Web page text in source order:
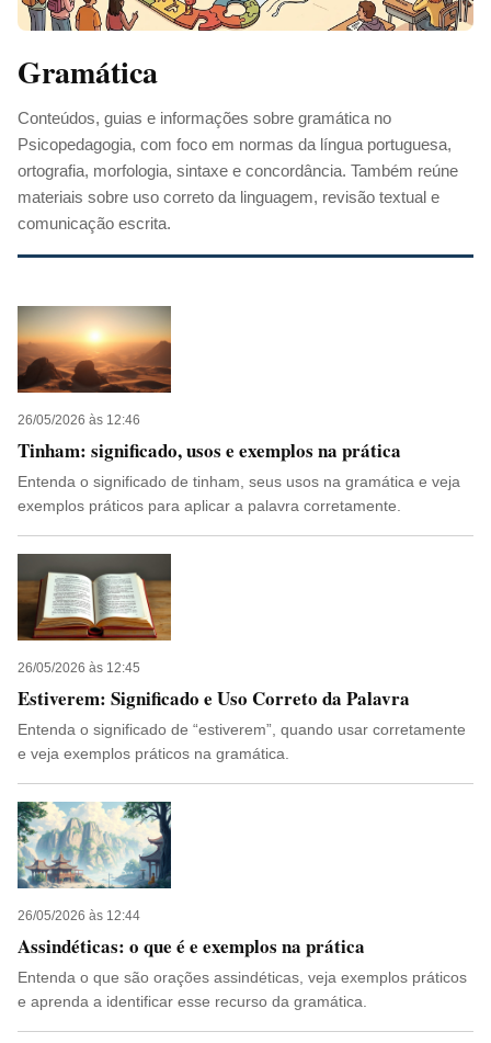
Gramática
Conteúdos, guias e informações sobre gramática no
Psicopedagogia, com foco em normas da língua portuguesa,
ortografia, morfologia, sintaxe e concordância. Também reúne
materiais sobre uso correto da linguagem, revisão textual e
comunicação escrita.
26/05/2026 às 12:46
Tinham: significado, usos e exemplos na prática
Entenda o significado de tinham, seus usos na gramática e veja
exemplos práticos para aplicar a palavra corretamente.
26/05/2026 às 12:45
Estiverem: Significado e Uso Correto da Palavra
Entenda o significado de “estiverem”, quando usar corretamente
e veja exemplos práticos na gramática.
26/05/2026 às 12:44
Assindéticas: o que é e exemplos na prática
Entenda o que são orações assindéticas, veja exemplos práticos
e aprenda a identificar esse recurso da gramática.